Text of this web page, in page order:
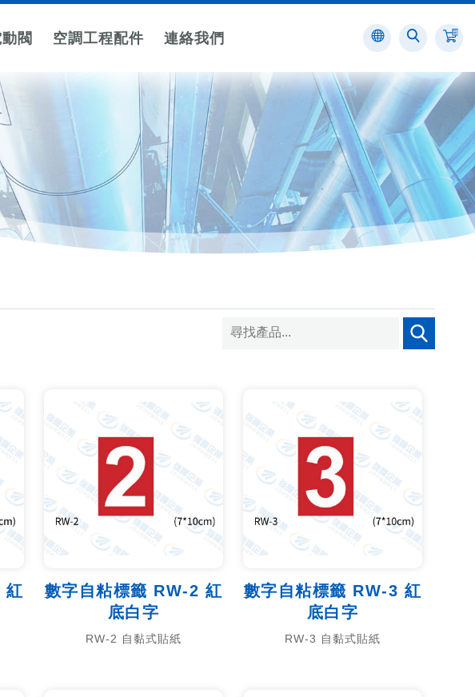
力系統標示
槽與系統標
電與危險警
告標示
消防設備標示
消防設備機
電標示
客製化標示
不銹鋼標
示客製
壓克力標
示客製
標籤產品
其他標
示
儀錶
標示
數字
標示
閥
式電動閥
通銅閥
通銅閥
通閥(水流板)
通塑鋼閥
驅動器/馬達
空調電動閥專用驅動器
空調電動閥專用馬達
空調工程配件
溫
防震墊
設備防震墊
連絡我們
紅
數字自粘標籤 RW-2 紅
底白字
RW-2 自黏式貼紙
數字自粘標籤 RW-3 紅
底白字
RW-3 自黏式貼紙